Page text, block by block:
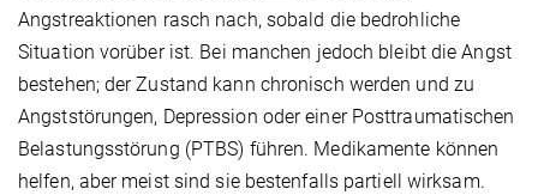
Angstreaktionen rasch nach, sobald die bedrohliche
Situation vorüber ist. Bei manchen jedoch bleibt die Angst
bestehen; der Zustand kann chronisch werden und zu
Angststörungen, Depression oder einer Posttraumatischen
Belastungsstörung (PTBS) führen. Medikamente können
helfen, aber meist sind sie bestenfalls partiell wirksam.